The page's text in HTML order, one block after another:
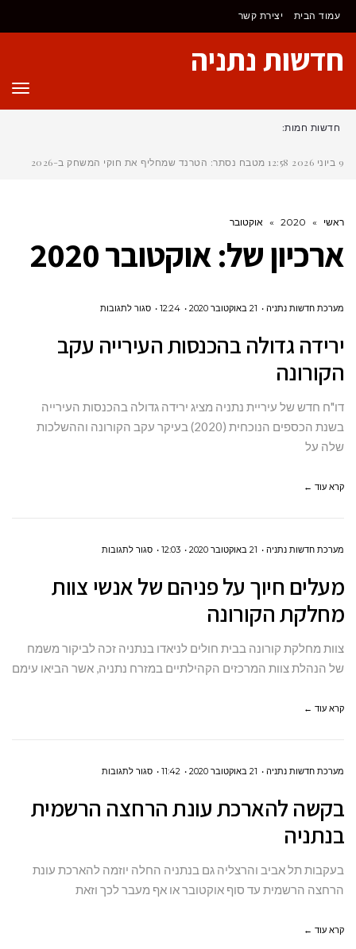
לתוכן
עמוד הבית יצירת קשר
חדשות נתניה
חדשות חמות:
9 ביוני 2026 12:58 מטבח נסתר: הטרנד שמחליף את חוקי המשחק ב-2026
ראשי »
2020
» אוקטובר
ארכיון של:אוקטובר 2020
מערכת חדשות נתניה 21 באוקטובר 2020 12:24 סגור לתגובותעל
גדולה
ירידה גדולה בהכנסות העירייה עקב
הקורונה
דו"ח חדש של עיריית נתניה מציג ירידה גדולה בהכנסות העירייה
בשנת הכספים הנוכחית (2020) בעיקר עקב הקורונה וההשלכות
שלה על
קרא עוד ←
מערכת חדשות נתניה 21 באוקטובר 2020 12:03 סגור לתגובותעל
חיוך
מעלים חיוך על פניהם של אנשי צוות
מחלקת הקורונה
צוות מחלקת קורונה בבית חולים לניאדו בנתניה זכה לביקור משמח
של הנהלת צוות המרכזים הקהילתיים במזרח נתניה, אשר הביאו עימם
קרא עוד ←
מערכת חדשות נתניה 21 באוקטובר 2020 11:42 סגור לתגובותעל
להארכת
בקשה להארכת עונת הרחצה הרשמית
בנתניה
בעקבות תל אביב והרצליה גם בנתניה החלה יוזמה להארכת עונת
הרחצה הרשמית עד סוף אוקטובר או אף מעבר לכך וזאת
קרא עוד ←